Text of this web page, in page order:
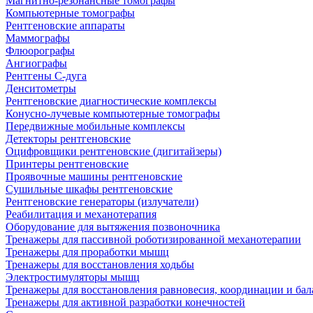
Компьютерные томографы
Рентгеновские аппараты
Маммографы
Флюорографы
Ангиографы
Рентгены С-дуга
Денситометры
Рентгеновские диагностические комплексы
Конусно-лучевые компьютерные томографы
Передвижные мобильные комплексы
Детекторы рентгеновские
Оцифровщики рентгеновские (дигитайзеры)
Принтеры рентгеновские
Проявочные машины рентгеновские
Сушильные шкафы рентгеновские
Рентгеновские генераторы (излучатели)
Реабилитация и механотерапия
Оборудование для вытяжения позвоночника
Тренажеры для пассивной роботизированной механотерапии
Тренажеры для проработки мышц
Тренажеры для восстановления ходьбы
Электростимуляторы мышц
Тренажеры для восстановления равновесия, координации и
Тренажеры для активной разработки конечностей